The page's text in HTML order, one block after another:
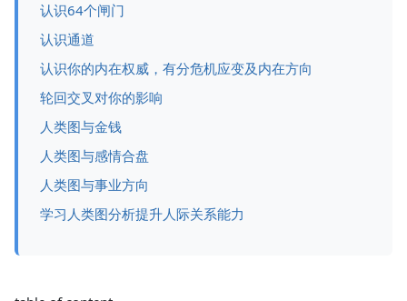
认识64个闸门
认识通道
认识你的内在权威，有分危机应变及内在方向
轮回交叉对你的影响
人类图与金钱
人类图与感情合盘
人类图与事业方向
学习人类图分析提升人际关系能力